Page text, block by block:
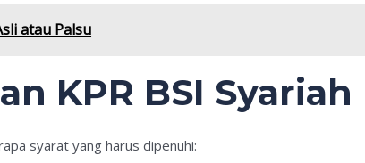
atau Palsu
KPR BSI Syariah
syarat yang harus dipenuhi: